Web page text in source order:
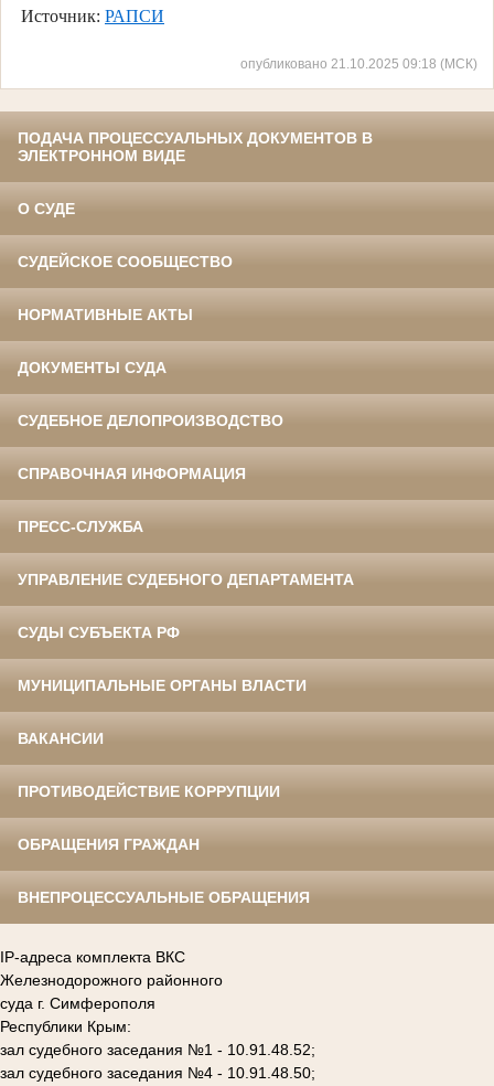
Источник: РАПСИ
опубликовано 21.10.2025 09:18 (МСК)
ПОДАЧА ПРОЦЕССУАЛЬНЫХ ДОКУМЕНТОВ В
ЭЛЕКТРОННОМ ВИДЕ
О СУДЕ
СУДЕЙСКОЕ СООБЩЕСТВО
НОРМАТИВНЫЕ АКТЫ
ДОКУМЕНТЫ СУДА
СУДЕБНОЕ ДЕЛОПРОИЗВОДСТВО
СПРАВОЧНАЯ ИНФОРМАЦИЯ
ПРЕСС-СЛУЖБА
УПРАВЛЕНИЕ СУДЕБНОГО ДЕПАРТАМЕНТА
СУДЫ СУБЪЕКТА РФ
МУНИЦИПАЛЬНЫЕ ОРГАНЫ ВЛАСТИ
ВАКАНСИИ
ПРОТИВОДЕЙСТВИЕ КОРРУПЦИИ
ОБРАЩЕНИЯ ГРАЖДАН
ВНЕПРОЦЕССУАЛЬНЫЕ ОБРАЩЕНИЯ
IP-адреса комплекта ВКС
Железнодорожного районного
суда г. Симферополя
Республики Крым:
зал судебного заседания №1 - 10.91.48.52;
зал судебного заседания №4 - 10.91.48.50;